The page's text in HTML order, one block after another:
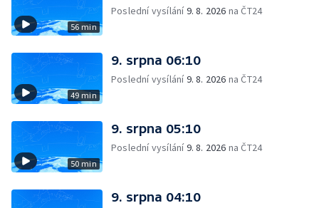
56 min
Poslední vysílání9. 8. 2026 na ČT24
49 min
9. srpna 06:10
Poslední vysílání9. 8. 2026 na ČT24
50 min
9. srpna 05:10
Poslední vysílání9. 8. 2026 na ČT24
9. srpna 04:10